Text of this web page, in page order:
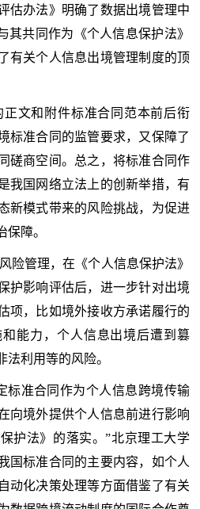
估办法》明确了数据出境管理中
其共同作为《个人信息保护法》
有关个人信息出境管理制度的顶
文和附件标准合同范本前后衔
标准合同的监管要求，又保障了
磋商空间。总之，将标准合同作
我国网络立法上的创新举措，有
新模式带来的风险挑战，为促进
障。
险管理，在《个人信息保护法》
护影响评估后，进一步针对出境
项，比如境外接收方承诺履行的
能力，个人信息出境后遭到篡
利用等的风险。
标准合同作为个人信息跨境传输
向境外提供个人信息前进行影响
护法》的落实。”北京理工大学
国标准合同的主要内容，如个人
动化决策处理等方面借鉴了有关